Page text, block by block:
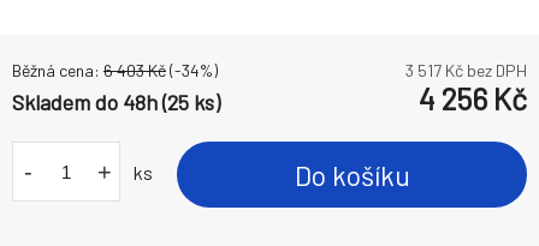
Běžná cena: 6 403Kč(-34%) 3 517 Kč bez DPH
Skladem do 48h (25 ks) 4 256 Kč
- + ks Do košíku